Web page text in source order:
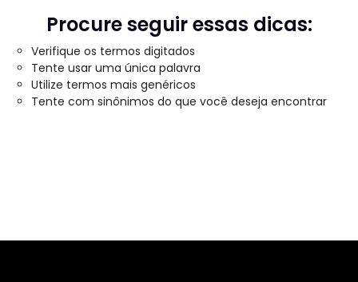
Procure seguir essas dicas:
Verifique os termos digitados
Tente usar uma única palavra
Utilize termos mais genéricos
Tente com sinônimos do que você deseja encontrar